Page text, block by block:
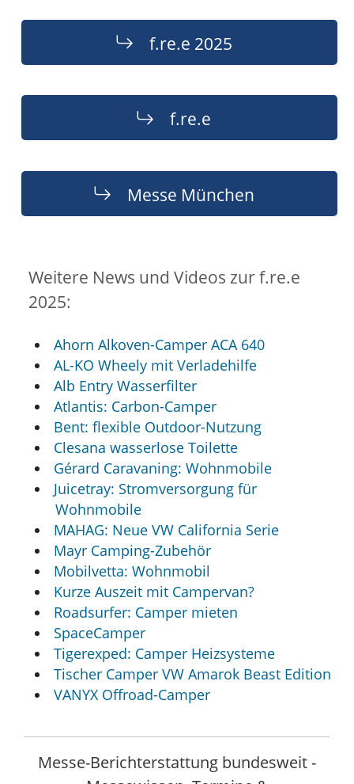
f.re.e 2025
f.re.e
Messe München
Weitere News und Videos zur f.re.e
2025:
Ahorn Alkoven-Camper ACA 640
AL-KO Wheely mit Verladehilfe
Alb Entry Wasserfilter
Atlantis: Carbon-Camper
Bent: flexible Outdoor-Nutzung
Clesana wasserlose Toilette
Gérard Caravaning: Wohnmobile
Juicetray: Stromversorgung für
Wohnmobile
MAHAG: Neue VW California Serie
Mayr Camping-Zubehör
Mobilvetta: Wohnmobil
Kurze Auszeit mit Campervan?
Roadsurfer: Camper mieten
SpaceCamper
Tigerexped: Camper Heizsysteme
Tischer Camper VW Amarok Beast Edition
VANYX Offroad-Camper
Messe-Berichterstattung bundesweit -